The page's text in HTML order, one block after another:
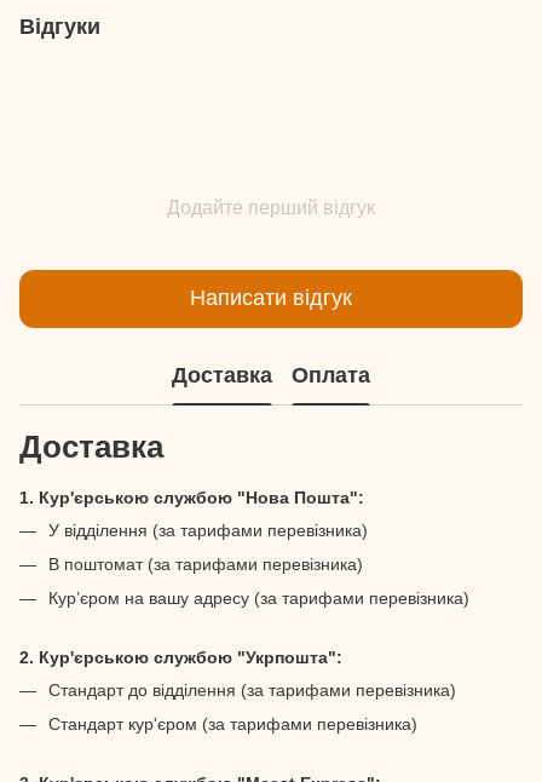
Відгуки
Додайте перший відгук
Написати відгук
Доставка Оплата
Доставка
1. Кур'єрською службою "Нова Пошта":
У відділення (за тарифами перевізника)
В поштомат (за тарифами перевізника)
Кур’єром на вашу адресу (за тарифами перевізника)
2. Кур'єрською службою "Укрпошта":
Стандарт до відділення (за тарифами перевізника)
Стандарт кур'єром (за тарифами перевізника)